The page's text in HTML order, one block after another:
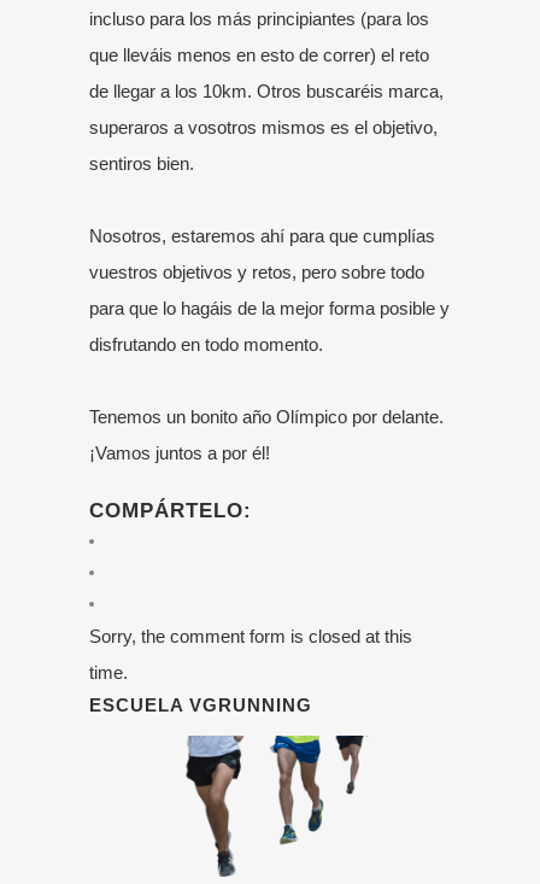
incluso para los más principiantes (para los
que lleváis menos en esto de correr) el reto
de llegar a los 10km. Otros buscaréis marca,
superaros a vosotros mismos es el objetivo,
sentiros bien.
Nosotros, estaremos ahí para que cumplías
vuestros objetivos y retos, pero sobre todo
para que lo hagáis de la mejor forma posible y
disfrutando en todo momento.
Tenemos un bonito año Olímpico por delante.
¡Vamos juntos a por él!
COMPÁRTELO:
Sorry, the comment form is closed at this
time.
ESCUELA VGRUNNING